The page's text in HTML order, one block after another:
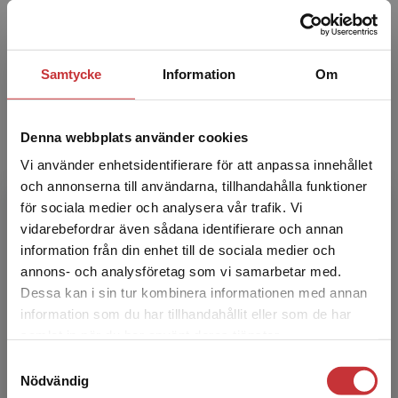
Samtycke Information Om
Denna webbplats använder cookies
Vi använder enhetsidentifierare för att anpassa innehållet
och annonserna till användarna, tillhandahålla funktioner
för sociala medier och analysera vår trafik. Vi
vidarebefordrar även sådana identifierare och annan
information från din enhet till de sociala medier och
annons- och analysföretag som vi samarbetar med.
Dessa kan i sin tur kombinera informationen med annan
information som du har tillhandahållit eller som de har
Nödvändig
Begränsad fraktregion
Det verkar som att du besöker
studentlitteratur.se via en enhet utanför Sverige.
Vi erbjuder inte leveranser utanför Sverige. För
att kunna slutföra ett köp måste
med.dr i rättspsykiatri, är professor emerita i
psykologi vid Högskolan Väst där hon tidigare
var ämnes...
Petri Kajonius
Petri J. Kajonius, docent i
personlighetspsykologi och
beteendevetenskapliga mätningar., Högskolan